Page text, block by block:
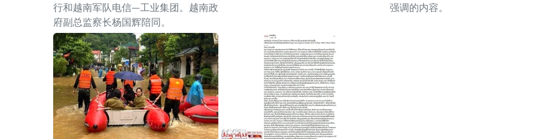
行和越南军队电信—工业集团。越南政
府副总监察长杨国辉陪同。
强调的内容。